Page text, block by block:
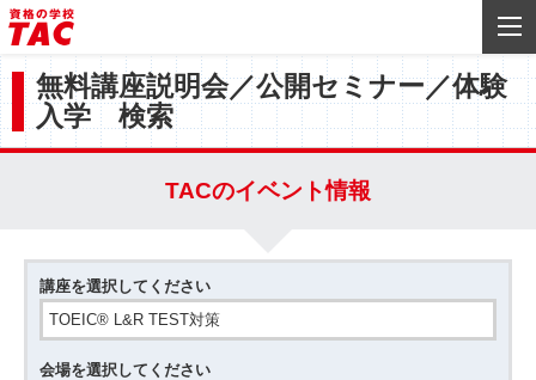
無料講座説明会／公開セミナー／体験
入学 検索
TACのイベント情報
講座を選択してください
会場を選択してください